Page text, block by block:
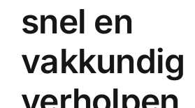
snel en
vakkundig